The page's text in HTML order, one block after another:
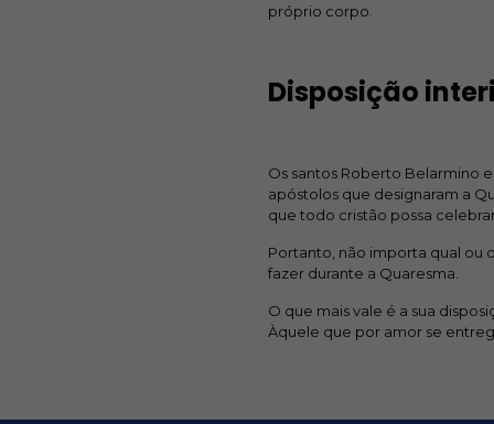
próprio corpo.
Disposição
Os santos Roberto Belarmino
apóstolos que designaram a
que todo cristão possa
Portanto, não importa qual ou
fazer durante a Quaresma.
O que mais vale é a sua
Àquele que por amor se